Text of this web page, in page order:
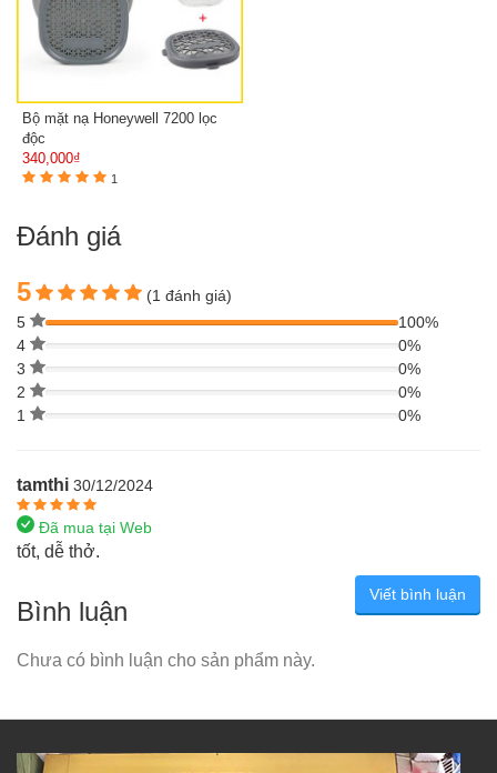
Bộ mặt nạ Honeywell 7200 lọc
độc
340,000₫
1
Đánh giá
5
(1 đánh giá)
5
100%
4
0%
3
0%
2
0%
1
0%
tamthi 30/12/2024
Đã mua tại Web
tốt, dễ thở.
Viết bình luận
Bình luận
Chưa có bình luận cho sản phẩm này.